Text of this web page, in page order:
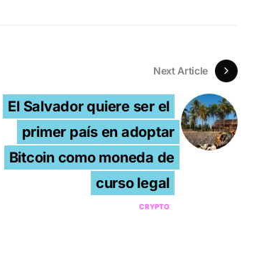
Next Article
El Salvador quiere ser el
primer país en adoptar
Bitcoin como moneda de
curso legal
CRYPTO